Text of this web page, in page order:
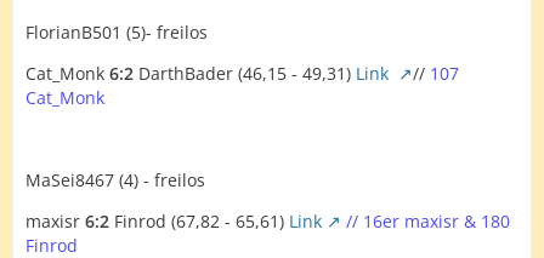
FlorianB501 (5)- freilos
Cat_Monk 6:2 DarthBader (46,15 - 49,31) Link // 107
Cat_Monk
MaSei8467 (4) - freilos
maxisr 6:2 Finrod (67,82 - 65,61) Link
// 16er maxisr & 180
Finrod